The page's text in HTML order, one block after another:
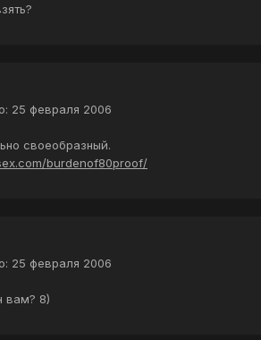
25 февраля 2006
своеобразный.
burdenof80proof/
25 февраля 2006
вам? 8)